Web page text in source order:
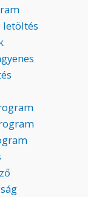
letöltés